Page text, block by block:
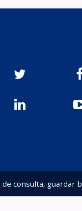
consulta, guardar